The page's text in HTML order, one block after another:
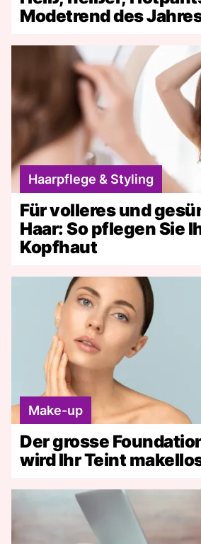
Modetrend des
Haarpflege & Styling
Für volleres und
Haar: So pflegen Sie
Kopfhaut
Make-up
Der grosse
wird Ihr Teint